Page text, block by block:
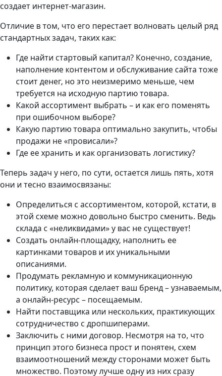
создает интернет-магазин.
Отличие в том, что его перестает волновать целый ряд
стандартных задач, таких как:
Где найти стартовый капитал? Конечно, создание,
наполнение контентом и обслуживание сайта тоже
стоит денег, но это неизмеримо меньше, чем
требуется на исходную партию товара.
Какой ассортимент выбрать – и как его поменять
при ошибочном выборе?
Какую партию товара оптимально закупить, чтобы
продажи не «провисали»?
Где ее хранить и как организовать логистику?
Теперь задач у него, по сути, остается лишь пять, хотя
они и тесно взаимосвязаны:
Определиться с ассортиментом, которой, кстати, в
этой схеме можно довольно быстро сменить. Ведь
склада с «неликвидами» у вас не существует!
Создать онлайн-площадку, наполнить ее
картинками товаров и их уникальными
описаниями.
Продумать рекламную и коммуникационную
политику, которая сделает ваш бренд – узнаваемым,
а онлайн-ресурс – посещаемым.
Найти поставщика или нескольких, практикующих
сотрудничество с дропшиперами.
Заключить с ними договор. Несмотря на то, что
принцип этого бизнеса прост и понятен, схем
взаимоотношений между сторонами может быть
множество. Поэтому лучше одну из них сразу